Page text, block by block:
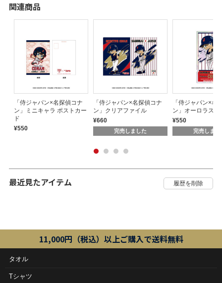
関連商品
「侍ジャパン×名探偵コナ
ン」ミニキャラ ポストカー
ド
¥550
「侍ジャパン×名探偵コナ
ン」クリアファイル
¥660
完売しました
「侍ジャパン×名
ン」オーロラステ
¥550
完売しまし
最近見たアイテム
11,000円（税込）以上ご購入で送料無料
タオル
Tシャツ